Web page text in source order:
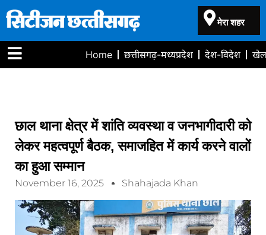
मेरा शहर
Home छत्तीसगढ़-मध्यप्रदेश देश-विदेश
छाल थाना क्षेत्र में शांति व्यवस्था व जनभागीदारी को
लेकर महत्वपूर्ण बैठक, समाजहित में कार्य करने वालों
का हुआ सम्मान
November 16, 2025 Shahajada Khan